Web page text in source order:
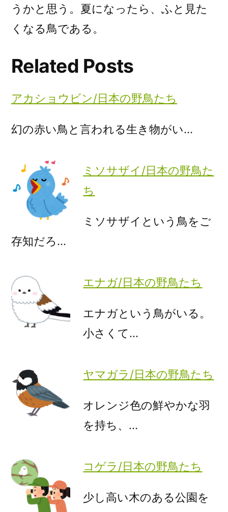
うかと思う。夏になったら、ふと見た
くなる鳥である。
Related Posts
アカショウビン/日本の野鳥たち
幻の赤い鳥と言われる生き物がい…
ミソサザイ/日本の野鳥た
ち
ミソサザイという鳥をご
存知だろ…
エナガ/日本の野鳥たち
エナガという鳥がいる。
小さくて…
ヤマガラ/日本の野鳥たち
オレンジ色の鮮やかな羽
を持ち、…
コゲラ/日本の野鳥たち
少し高い木のある公園を